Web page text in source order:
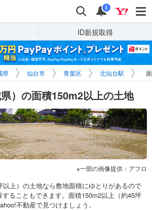
検索 通知
i
ID新規取得
県 仙台市 青葉区 北仙台駅
）の面積150m2以上の土地
一部の画像提供：アフロ
以上）の土地なら敷地面積にゆとりがあるので
ることもできます。面積150m2以上（約45坪
不動産で見つけましょう。